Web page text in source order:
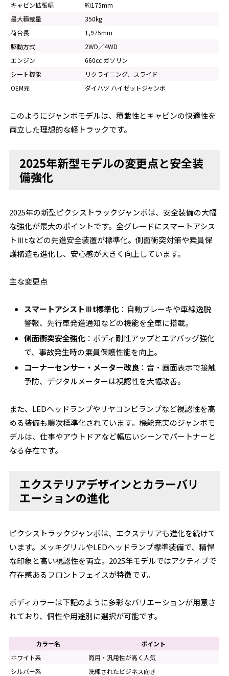
キャビン拡張幅
約175mm
最大積載量
350kg
荷台長
1,975mm
駆動方式
2WD／4WD
エンジン
660cc ガソリン
シート機能
リクライニング、スライド
OEM元
ダイハツ ハイゼットジャンボ
このようにジャンボモデルは、積載性とキャビンの快適性を
両立した理想的な軽トラックです。
2025年新型モデルの変更点と安全装
備強化
2025年の新型ピクシストラックジャンボは、安全装備の大幅
な強化が最大のポイントです。全グレードにスマートアシス
トⅢtなどの先進安全装置が標準化。側面衝突対策や乗員保
護構造も進化し、安心感が大きく向上しています。
主な変更点
スマートアシストⅢt標準化 ：自動ブレーキや車線逸脱
警報、先行車発進通知などの機能を全車に搭載。
側面衝突安全強化 ：ボディ剛性アップとエアバッグ強化
で、事故発生時の乗員保護性能を向上。
コーナーセンサー・メーター改良 ：音・画面表示で接触
予防、デジタルメーターは視認性を大幅改善。
また、LEDヘッドランプやリヤコンビランプなど視認性を高
める装備も順次標準化されています。機能充実のジャンボモ
デルは、仕事やアウトドアなど幅広いシーンでパートナーと
なる存在です。
エクステリアデザインとカラーバリ
エーションの進化
ピクシストラックジャンボは、エクステリアも進化を続けて
います。メッキグリルやLEDヘッドランプ標準装備で、精悍
な印象と高い視認性を両立。2025年モデルではアクティブで
存在感あるフロントフェイスが特徴です。
ボディカラーは下記のように多彩なバリエーションが用意さ
れており、個性や用途別に選択が可能です。
カラー名
ポイント
ホワイト系
商用・汎用性が高く人気
シルバー系
洗練されたビジネス向き